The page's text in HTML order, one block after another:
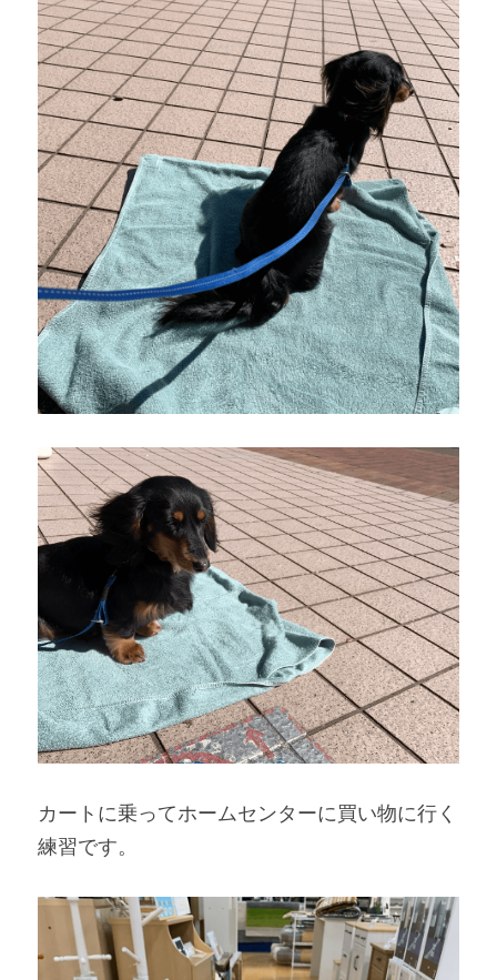
カートに乗ってホームセンターに買い物に行く
練習です。